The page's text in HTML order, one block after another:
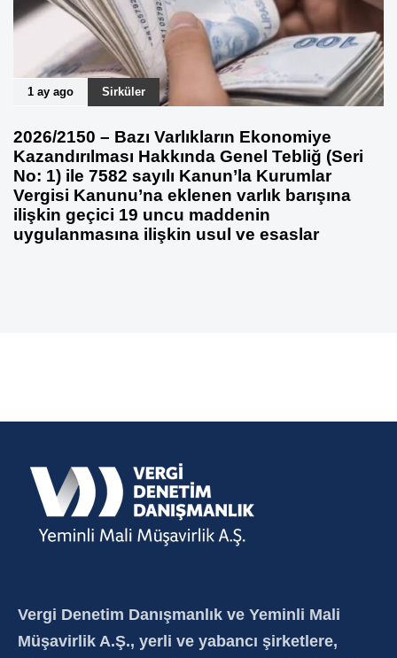
1 ay ago Sirküler
2026/2150 – Bazı Varlıkların Ekonomiye
Kazandırılması Hakkında Genel Tebliğ (Seri
No: 1) ile 7582 sayılı Kanun’la Kurumlar
Vergisi Kanunu’na eklenen varlık barışına
ilişkin geçici 19 uncu maddenin
uygulanmasına ilişkin usul ve esaslar
Vergi Denetim Danışmanlık ve Yeminli Mali
Müşavirlik A.Ş., yerli ve yabancı şirketlere,